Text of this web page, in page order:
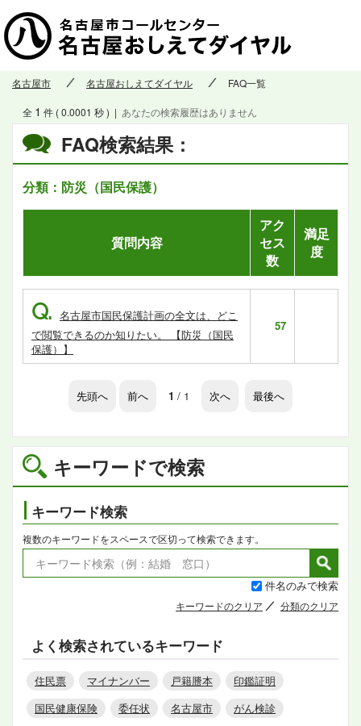
名古屋市 名古屋おしえてダイヤル FAQ一覧
キーワードで検索
キーワード検索
複数のキーワードをスペースで区切って検索できます。
件名のみで検索
キーワードのクリア 分類のクリア
よく検索されているキーワード
住民票 マイナンバー 戸籍謄本
印鑑証明
国民健康保険
委任状 名古屋市
がん検診
FAQ検索結果：
分類：防災（国民保護）
全 1 件 ( 0.0001 秒 ) | あなたの検索履歴はありません
質問内容
アク
セス
数
満足
度
Q. 名古屋市国民保護計画の全文は、どこ
で閲覧できるのか知りたい。 【防災（国民
保護）】
57
先頭へ 前へ 1 / 1 次へ 最後へ